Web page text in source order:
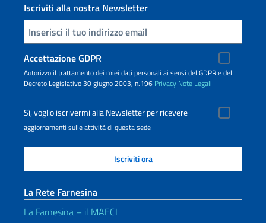
Iscriviti alla nostra Newsletter
Inserisci la tua email
Accettazione GDPR
Autorizzo il trattamento dei miei dati personali ai sensi del GDPR e del
Decreto Legislativo 30 giugno 2003, n.196 Privacy Note Legali
Sì, voglio iscrivermi alla Newsletter per ricevere
aggiornamenti sulle attività di questa sede
La Rete Farnesina
La Farnesina – il MAECI